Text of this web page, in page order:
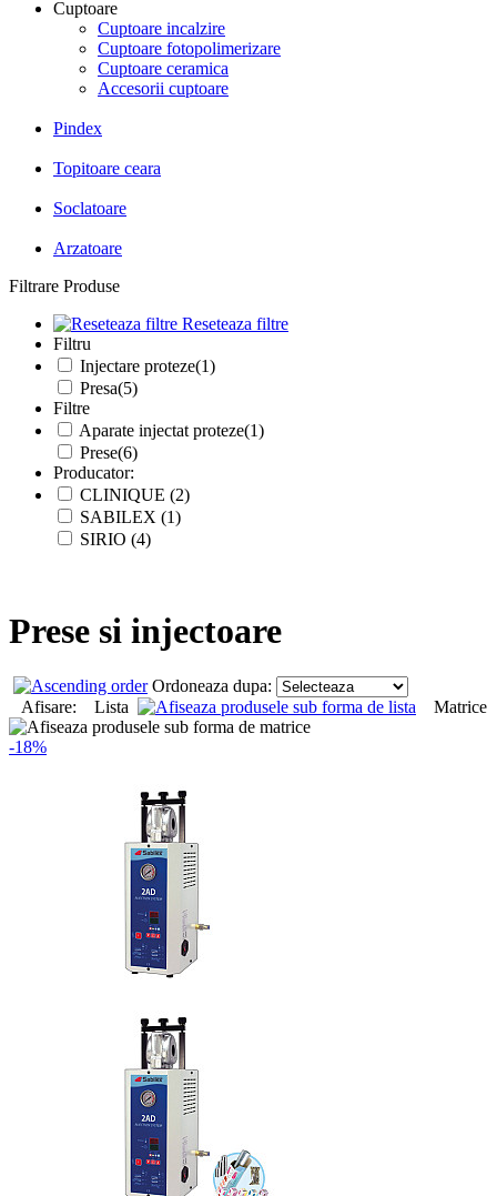
Cuptoare
Cuptoare incalzire
Cuptoare fotopolimerizare
Cuptoare ceramica
Accesorii cuptoare
Pindex
Topitoare ceara
Soclatoare
Arzatoare
Filtrare Produse
Reseteaza filtre
Filtru
Injectare proteze(1)
Presa(5)
Filtre
Aparate injectat proteze(1)
Prese(6)
Producator:
CLINIQUE (2)
SABILEX (1)
SIRIO (4)
Prese si injectoare
Ordoneaza dupa:
Afisare: Lista
Matrice
-18%